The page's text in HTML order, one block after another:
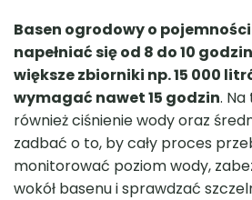
Basen ogrodowy o
napełniać się od 8 do 10
większe zbiorniki np. 15 000
wymagać nawet 15 godzin.
również ciśnienie wody oraz
zadbać o to, by cały proces
monitorować poziom wody,
wokół basenu i sprawdzać